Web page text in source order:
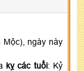
ngày này
kỵ các tuổi: Kỷ